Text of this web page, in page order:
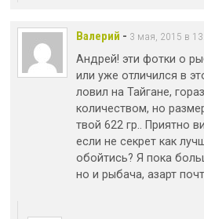
Валерий - 3 мая, 2015 в
Андрей! эти фотки о
или уже отличился в
ловил на Тайгане,
количеством, но
твой 622 гр.. Приятно
если не секрет как
обойтись? Я пока
но и рыбача, азарт